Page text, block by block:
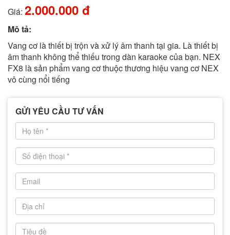
Giá: 2.000.000 đ
Mô tả:
Vang cơ là thiết bị trộn và xử lý âm thanh tại gia. Là thiết bị
âm thanh không thể thiếu trong dàn karaoke của bạn. NEX
FX8 là sản phẩm vang cơ thuộc thương hiệu vang cơ NEX
vô cùng nổi tiếng
GỬI YÊU CẦU TƯ VẤN